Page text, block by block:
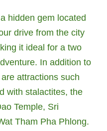
hidden gem located
drive from the city
it ideal for a two
In addition to
attractions such
with stalactites, the
Temple, Sri
Tham Pha Phlong.